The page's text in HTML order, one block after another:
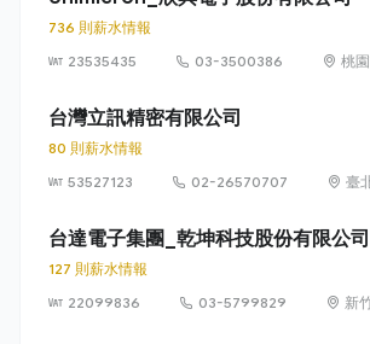
736 則薪水情報
23535435
03-3500386
桃
台灣立訊精密有限公司
80 則薪水情報
53527123
02-26570707
臺
巷
台達電子集團_乾坤科技股份有限公司
127 則薪水情報
22099836
03-5799829
新